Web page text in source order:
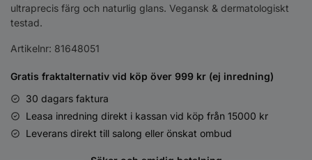
ultraprecis färg och naturlig glans. Vegansk & dermatologiskt
testad.
Artikelnr: 81648051
Gratis fraktalternativ vid köp över 999 kr (ej inredning)
30 dagars faktura
Leasa inredning direkt i kassan vid köp från 15000 kr
Leverans direkt till salong eller önskat ombud